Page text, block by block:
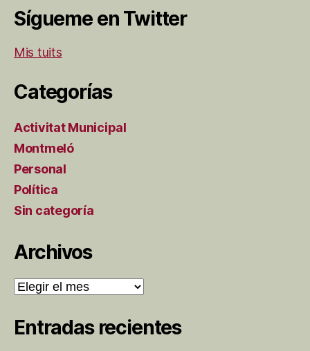
Sígueme en Twitter
Mis tuits
Categorías
Activitat Municipal
Montmeló
Personal
Política
Sin categoría
Archivos
Archivos
Entradas recientes